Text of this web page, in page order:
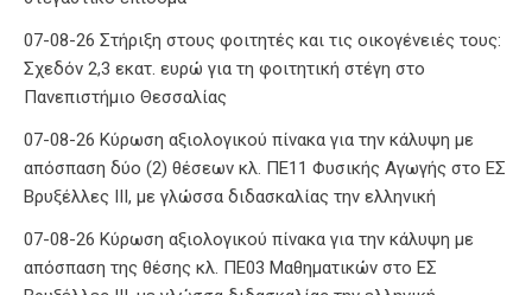
στεγαστικό επίδομα
07-08-26 Στήριξη στους φοιτητές και τις οικογένειές τους:
Σχεδόν 2,3 εκατ. ευρώ για τη φοιτητική στέγη στο
Πανεπιστήμιο Θεσσαλίας
07-08-26 Κύρωση αξιολογικού πίνακα για την κάλυψη με
απόσπαση δύο (2) θέσεων κλ. ΠΕ11 Φυσικής Αγωγής στο ΕΣ
Βρυξέλλες ΙΙΙ, με γλώσσα διδασκαλίας την ελληνική
07-08-26 Κύρωση αξιολογικού πίνακα για την κάλυψη με
απόσπαση της θέσης κλ. ΠΕ03 Μαθηματικών στο ΕΣ